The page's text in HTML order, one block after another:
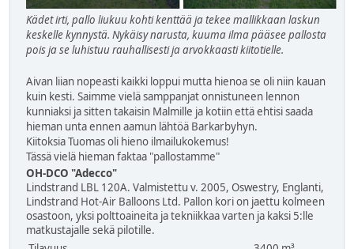
Kädet irti, pallo liukuu kohti kenttää ja tekee mallikkaan laskun
keskelle kynnystä. Nykäisy narusta, kuuma ilma pääsee pallosta
pois ja se luhistuu rauhallisesti ja arvokkaasti kiitotielle.
Aivan liian nopeasti kaikki loppui mutta hienoa se oli niin kauan
kuin kesti. Saimme vielä samppanjat onnistuneen lennon
kunniaksi ja sitten takaisin Malmille ja kotiin että ehtisi saada
hieman unta ennen aamun lähtöä Barkarbyhyn.
Kiitoksia Tuomas oli hieno ilmailukokemus!
Tässä vielä hieman faktaa "pallostamme"
OH-DCO "Adecco"
Lindstrand LBL 120A. Valmistettu v. 2005, Oswestry, Englanti,
Lindstrand Hot-Air Balloons Ltd. Pallon kori on jaettu kolmeen
osastoon, yksi polttoaineita ja tekniikkaa varten ja kaksi 5:lle
matkustajalle sekä pilotille.